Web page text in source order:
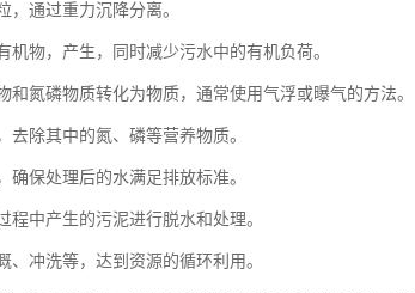
通过重力沉降分离。
物，产生，同时减少污水中的有机负荷。
氮磷物质转化为物质，通常使用气浮或曝气的方法。
除其中的氮、磷等营养物质。
保处理后的水满足排放标准。
中产生的污泥进行脱水和处理。
冲洗等，达到资源的循环利用。